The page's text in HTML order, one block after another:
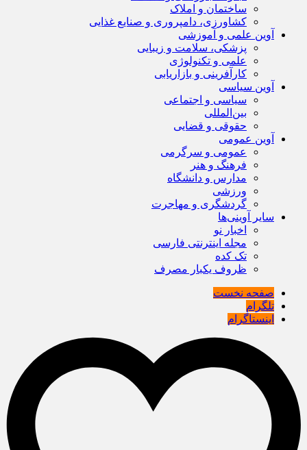
ساختمان و املاک
کشاورزی، دامپروری و صنایع غذایی
آوین علمی و آموزشی
پزشکی، سلامت و زیبایی
علمی و تکنولوژی
کارآفرینی و بازاریابی
آوین سیاسی
سیاسی و اجتماعی
بین‌المللی
حقوقی و قضایی
آوین عمومی
عمومی و سرگرمی
فرهنگ و هنر
مدارس و دانشگاه
ورزشی
گردشگری و مهاجرت
سایر آوینی‌ها
اخبار نو
مجله اینترنتی فارسی
تک کده
ظروف یکبار مصرف
صفحه نخست
تلگرام
اینستاگرام